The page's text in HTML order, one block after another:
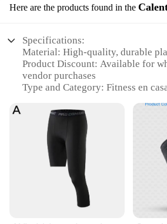
Here are the products found in the
Specifications:
Material: High-quality, durable
Product Discount: Available for
vendor purchases
Type and Category: Fitness en
Design and Style: Ergonomically
of use and aesthetic appeal
Usage and Purpose: Ideal for
cardio exercises, and overall
Typical Adaptive Scenario:
of all fitness levels, from
Shape or Size or Weight or
variety of sets to cater to different